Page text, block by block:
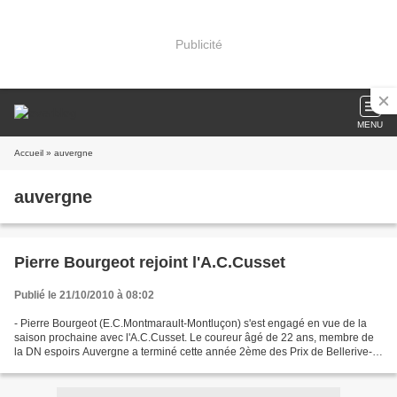
Publicité
MENU
Accueil » auvergne
auvergne
Pierre Bourgeot rejoint l'A.C.Cusset
Publié le 21/10/2010 à 08:02
- Pierre Bourgeot (E.C.Montmarault-Montluçon) s'est engagé en vue de la
saison prochaine avec l'A.C.Cusset. Le coureur âgé de 22 ans, membre de
la DN espoirs Auvergne a terminé cette année 2ème des Prix de Bellerive-